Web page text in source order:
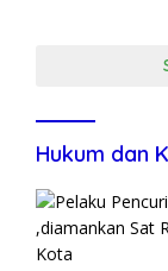
Hukum dan